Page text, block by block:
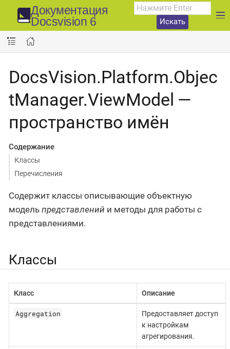
Документация
Docsvision 6
Искать
DocsVision.Platform.Objec
tManager.ViewModel —
пространство имён
Содержание
Классы
Перечисления
Содержит классы описывающие объектную
модель представлений и методы для работы с
представлениями.
Классы
Класс Описание
Aggregation
Предоставляет доступ
к настройкам
агрегирования.